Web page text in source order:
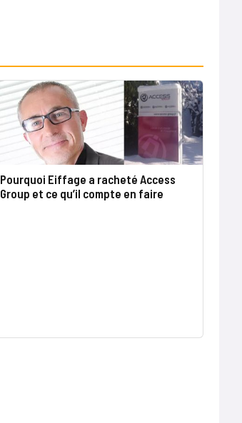
Pourquoi Eiffage a racheté Access
Group et ce qu’il compte en faire